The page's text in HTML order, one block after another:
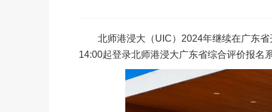
北师港浸大（UIC）2024年继续在广东省
14:00起登录北师港浸大广东省综合评价报名